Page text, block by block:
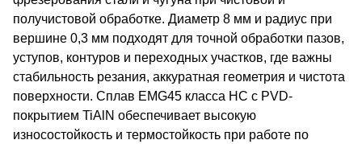
получистовой обработке. Диаметр 8 мм и радиус при
вершине 0,3 мм подходят для точной обработки пазов,
уступов, контуров и переходных участков, где важны
стабильность резания, аккуратная геометрия и чистота
поверхности. Сплав EMG45 класса HC с PVD-
покрытием TiAlN обеспечивает высокую
износостойкость и термостойкость при работе по